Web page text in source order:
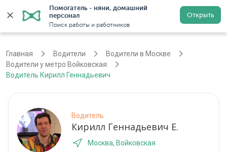
Помогатель - няни, домашний
персонал
Поиск работы и работников
Открыть
Регистрация
Главная Водители
Водители в Москве
Водители у метро Войковская
Водитель Кирилл Геннадьевич
Водитель
Кирилл Геннадьевич Е.
Москва, Войковская